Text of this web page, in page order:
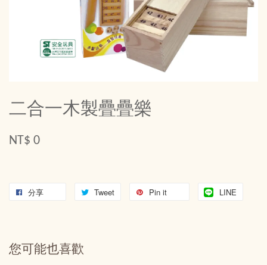
二合一木製疊疊樂
NT$ 0
分享 Tweet Pin it LINE
您可能也喜歡